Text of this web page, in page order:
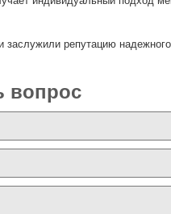
заслужили репутацию
вопрос